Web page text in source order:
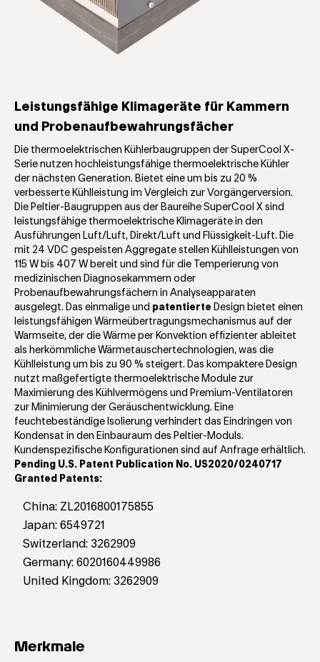
Leistungsfähige Klimageräte für Kammern
und Probenaufbewahrungsfächer
Die thermoelektrischen Kühlerbaugruppen der SuperCool X-
Serie nutzen hochleistungsfähige thermoelektrische Kühler
der nächsten Generation. Bietet eine um bis zu 20 %
verbesserte Kühlleistung im Vergleich zur Vorgängerversion.
Die Peltier-Baugruppen aus der Baureihe SuperCool X sind
leistungsfähige thermoelektrische Klimageräte in den
Ausführungen Luft/Luft, Direkt/Luft und Flüssigkeit-Luft. Die
mit 24 VDC gespeisten Aggregate stellen Kühlleistungen von
115 W bis 407 W bereit und sind für die Temperierung von
medizinischen Diagnosekammern oder
Probenaufbewahrungsfächern in Analyseapparaten
ausgelegt. Das einmalige und patentierte Design bietet einen
leistungsfähigen Wärmeübertragungsmechanismus auf der
Warmseite, der die Wärme per Konvektion effizienter ableitet
als herkömmliche Wärmetauschertechnologien, was die
Kühlleistung um bis zu 90 % steigert. Das kompaktere Design
nutzt maßgefertigte thermoelektrische Module zur
Maximierung des Kühlvermögens und Premium-Ventilatoren
zur Minimierung der Geräuschentwicklung. Eine
feuchtebeständige Isolierung verhindert das Eindringen von
Kondensat in den Einbauraum des Peltier-Moduls.
Kundenspezifische Konfigurationen sind auf Anfrage erhältlich.
Pending U.S. Patent Publication No. US2020/0240717
Granted Patents:
China: ZL2016800175855
Japan: 6549721
Switzerland: 3262909
Germany: 6020160449986
United Kingdom: 3262909
Merkmale